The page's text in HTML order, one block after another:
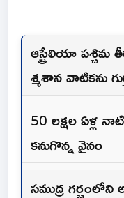
ఆస్ట్రేలియా పశ్చిమ
శ్మశాన వాటికను
50 లక్షల ఏళ్ల
కనుగొన్న వైనం
సముద్ర